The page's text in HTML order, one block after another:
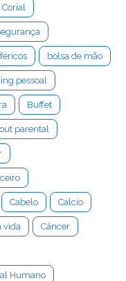
Corial
bolsa de mão
pessoal
Buffet
parental
Cabelo Cálcio
vida Câncer
Humano